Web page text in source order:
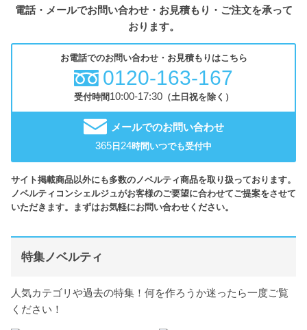
電話・メールでお問い合わせ・お見積もり・ご注文を承って
おります。
お電話でのお問い合わせ・お見積もりはこちら
0120-163-167
受付時間10:00-17:30（土日祝を除く）
メールでのお問い合わせ
365 日 24時間いつでも受付中
サイト掲載商品以外にも多数のノベルティ商品を取り扱っております。
ノベルティコンシェルジュがお客様のご要望に合わせてご提案をさせて
いただきます。まずはお気軽にお問い合わせください。
特集ノベルティ
人気カテゴリや過去の特集！何を作ろうか迷ったら一度ご覧
ください！